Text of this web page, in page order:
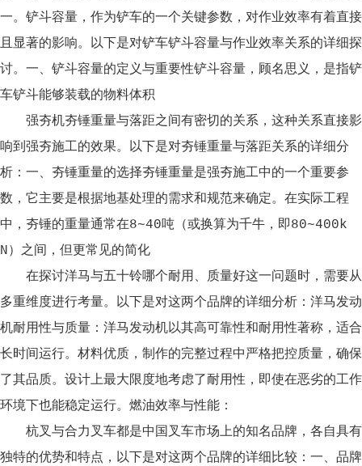
一。铲斗容量，作为铲车的一个关键参数，对作业效率有着直接
且显著的影响。以下是对铲车铲斗容量与作业效率关系的详细探
讨。一、铲斗容量的定义与重要性铲斗容量，顾名思义，是指铲
车铲斗能够装载的物料体积
强夯机夯锤重量与落距之间有密切的关系，这种关系直接影
响到强夯施工的效果。以下是对夯锤重量与落距关系的详细分
析：一、夯锤重量的选择夯锤重量是强夯施工中的一个重要参
数，它主要是根据地基处理的需求和规范来确定。在实际工程
中，夯锤的重量通常在8~40吨（或换算为千牛，即80~400k
N）之间，但更常见的简化
在探讨洋马与五十铃哪个耐用、质量好这一问题时，需要从
多重维度进行考量。以下是对这两个品牌的详细分析：洋马发动
机耐用性与质量：洋马发动机以其高可靠性和耐用性著称，适合
长时间运行。材料优质，制作的完整过程中严格把控质量，确保
了其品质。设计上最大限度地考虑了耐用性，即使在恶劣的工作
环境下也能稳定运行。燃油效率与性能：
杭叉与合力叉车都是中国叉车市场上的知名品牌，各自具有
独特的优势和特点，以下是对这两个品牌的详细比较：一、品牌